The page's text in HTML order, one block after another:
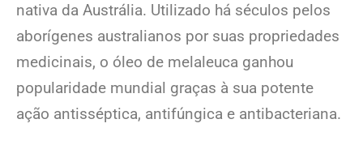
nativa da Austrália. Utilizado há séculos pelos
aborígenes australianos por suas propriedades
medicinais, o óleo de melaleuca ganhou
popularidade mundial graças à sua potente
ação antisséptica, antifúngica e antibacteriana.